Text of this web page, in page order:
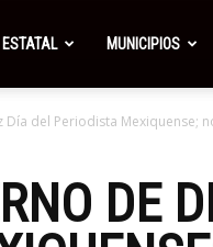
ESTATAL MUNICIPIOS
del Periodista Mexiquense;
DE